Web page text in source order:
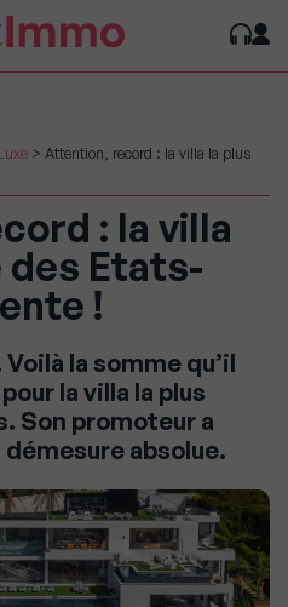
Luxe > Attention, record : la villa la plus
: la villa
des Etats-
!
la somme qu’il
la villa la plus
Son promoteur a
absolue.